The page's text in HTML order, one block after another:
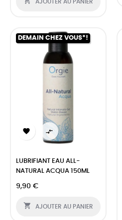
AJOUTER AU PANIER
DEMAIN CHEZ VOUS*!
 
LUBRIFIANT EAU ALL-
NATURAL ACQUA 150ML
9,90 €
 AJOUTER AU PANIER